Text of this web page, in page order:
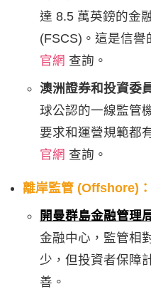
達 8.5 萬英鎊的金
(FSCS)。這是信譽
官網 查詢。
澳洲證券和投資委
球公認的一線監管
要求和運營規範都
官網 查詢。
離岸監管 (Offshore)：
開曼群島金融管理
金融中心，監管相
少，但投資者保障
善。